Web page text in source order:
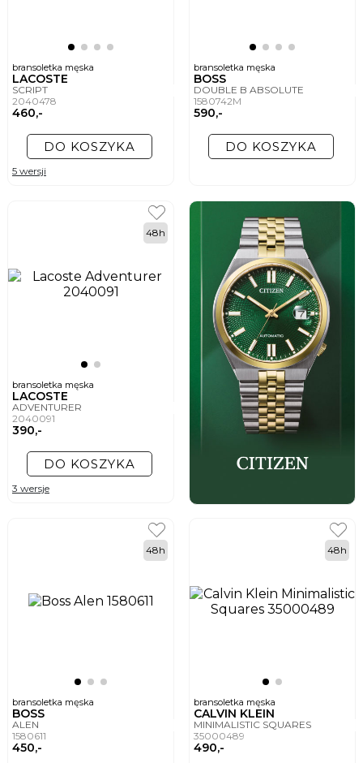
bransoletka męska
LACOSTE
SCRIPT
2040478
460,-
DO KOSZYKA
5 wersji
bransoletka męska
BOSS
DOUBLE B ABSOLUTE
1580742M
590,-
DO KOSZYKA
bransoletka męska
LACOSTE
ADVENTURER
2040091
390,-
48h
DO KOSZYKA
3 wersje
bransoletka męska
BOSS
ALEN
1580611
450,-
48h
bransoletka męska
CALVIN KLEIN
MINIMALISTIC SQUARES
35000489
490,-
48h